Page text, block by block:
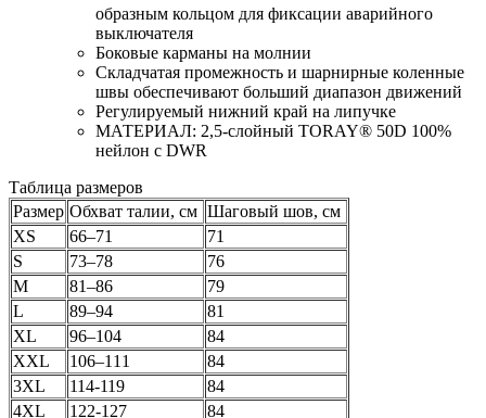
образным кольцом для фиксации аварийного
выключателя
Боковые карманы на молнии
Складчатая промежность и шарнирные коленные
швы обеспечивают больший диапазон движений
Регулируемый нижний край на липучке
МАТЕРИАЛ: 2,5-слойный TORAY® 50D 100%
нейлон с DWR
Таблица размеров
Размер Обхват талии, см Шаговый шов, см
XS
66–71
71
S
73–78
76
M
81–86
79
L
89–94
81
XL
96–104
84
XXL
106–111
84
3XL
114-119
84
4XL
122-127 84